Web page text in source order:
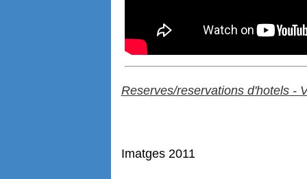
Reserves/reservations d'hotels -
Imatges 2011